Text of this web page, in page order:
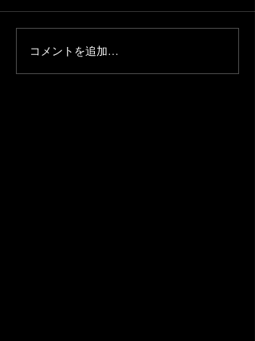
コメントを追加…